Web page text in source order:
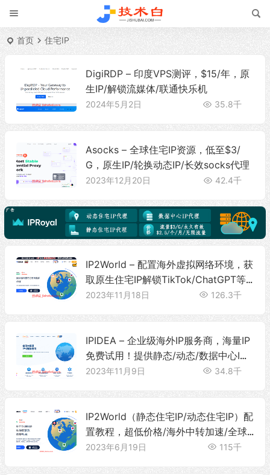
首页 住宅IP
DigiRDP – 印度VPS测评，$15/年，原
生IP/解锁流媒体/联通快乐机
2024年5月2日 35.8千
Asocks – 全球住宅IP资源，低至$3/
G，原生IP/轮换动态IP/长效socks代理
2023年12月20日 42.4千
IP2World – 配置海外虚拟网络环境，获
取原生住宅IP解锁TikTok/ChatGPT等
内容
2023年11月18日 126.3千
IPIDEA – 企业级海外IP服务商，海量IP
免费试用！提供静态/动态/数据中心I
P，覆盖220+国家地区，9000万纯净
2023年11月9日 34.8千
IP2World（静态住宅IP/动态住宅IP）配
置教程，超低价格/海外中转加速/全球
多个地区定位
2023年6月19日 115千